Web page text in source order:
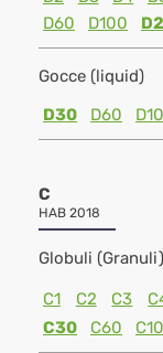
D60
D100
Gocce (liquid)
D30
D60
C
HAB 2018
Globuli (Granuli)
C1 C2 C3
C30
C60